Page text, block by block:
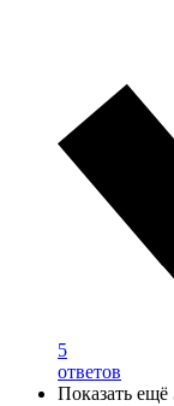
5
ответов
Показать ещё